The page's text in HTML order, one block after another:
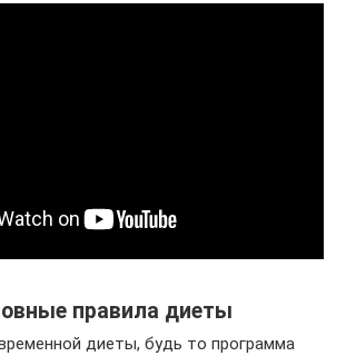
правила диеты
диеты, будь то программа